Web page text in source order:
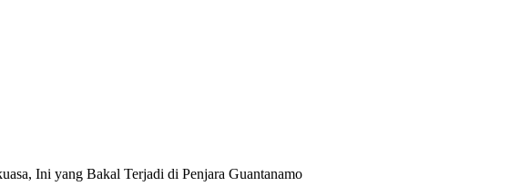
Ini yang Bakal Terjadi di Penjara Guantanamo